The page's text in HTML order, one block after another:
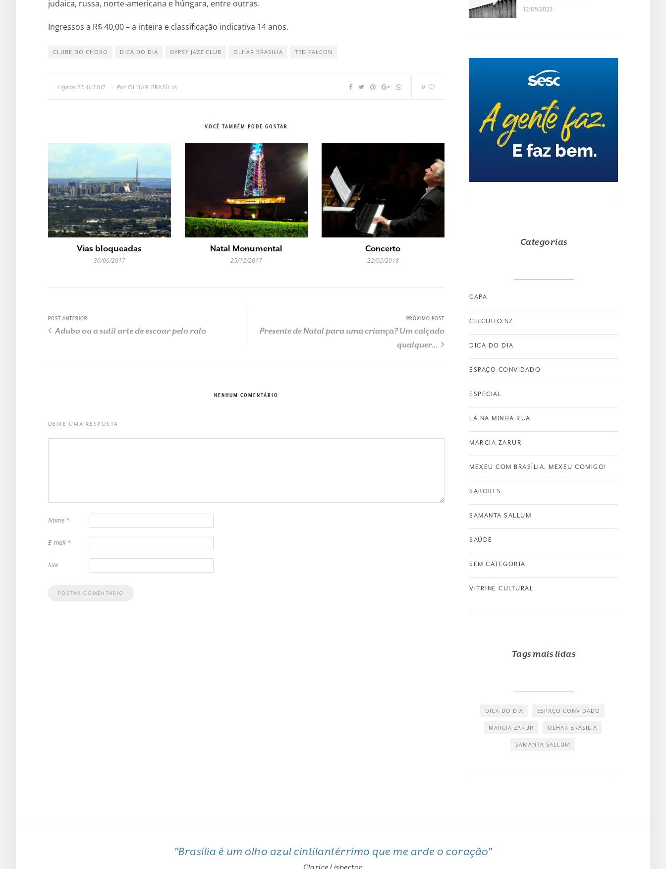
judaica, russa, norte-americana e húngara, entre outras.
Ingressos a R$ 40,00 – a inteira e classificação indicativa 14 anos.
CLUBE DO CHORO DICA DO DIA GYPSY JAZZ CLUB OLHAR BRASILIA TED FALCON
Ligado 23/11/2017 • Por OLHAR BRASÍLIA 0
VOCÊ TAMBÉM PODE GOSTAR
Vias bloqueadas
30/06/2017
Natal Monumental
25/12/2017
Concerto
22/02/2018
POST ANTERIOR
Adubo ou a sutil arte de escoar pelo ralo
PRÓXIMO POST
Presente de Natal para uma criança? Um calçado
qualquer...
NENHUM COMENTÁRIO
DEIXE UMA RESPOSTA
Nome *
E-mail*
Site
12/05/2022
Categorias
CAPA
CIRCUITO SZ
DICA DO DIA
ESPAÇO CONVIDADO
ESPECIAL
LÁ NA MINHA RUA
MARCIA ZARUR
MEXEU COM BRASÍLIA, MEXEU COMIGO!
SABORES
SAMANTA SALLUM
SAÚDE
SEM CATEGORIA
VITRINE CULTURAL
Tags mais lidas
DICA DO DIA ESPAÇO CONVIDADO
MARCIA ZARUR OLHAR BRASILIA
SAMANTA SALLUM
"Brasília é um olho azul cintilantérrimo que me arde o coração"
Clarice Lispector